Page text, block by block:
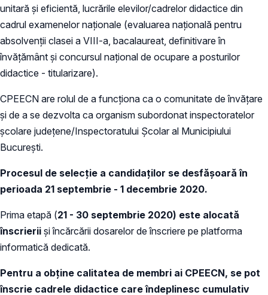
unitară și eficientă, lucrările elevilor/cadrelor didactice din
cadrul examenelor naționale (evaluarea națională pentru
absolvenții clasei a VIII-a, bacalaureat, definitivare în
învățământ și concursul național de ocupare a posturilor
didactice - titularizare).
CPEECN are rolul de a funcționa ca o comunitate de învățare
și de a se dezvolta ca organism subordonat inspectoratelor
școlare județene/Inspectoratului Școlar al Municipiului
București.
Procesul de selecție a candidaților se desfășoară în
perioada 21 septembrie - 1 decembrie 2020.
Prima etapă (21 - 30 septembrie 2020) este alocată
înscrierii și încărcării dosarelor de înscriere pe platforma
informatică dedicată.
Pentru a obține calitatea de membri ai CPEECN, se pot
înscrie cadrele didactice care îndeplinesc cumulativ